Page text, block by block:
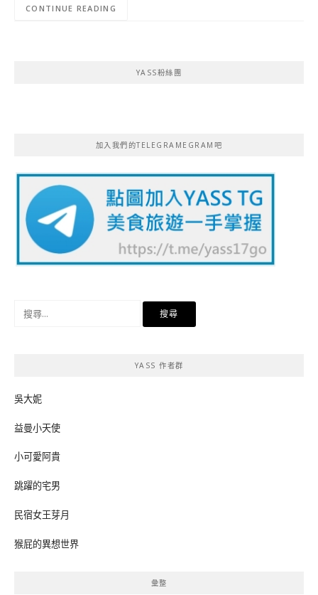
CONTINUE READING
YASS粉絲團
加入我們的TELEGRAMEGRAM吧
YASS 作者群
吳大妮
益曼小天使
小可愛阿貴
跳躍的宅男
民宿女王芽月
猴屁的異想世界
彙整